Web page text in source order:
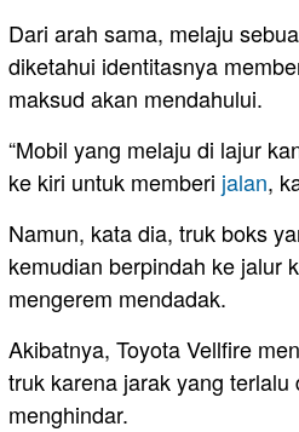
Dari arah sama, melaju
diketahui identitasnya
maksud akan mendahului.
“Mobil yang melaju di lajur
ke kiri untuk memberi jalan,
Namun, kata dia, truk boks
kemudian berpindah ke jalur
mengerem mendadak.
Akibatnya, Toyota Vellfire
truk karena jarak yang
menghindar.